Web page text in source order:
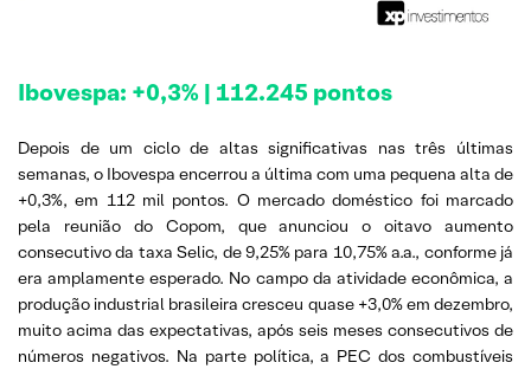
Ibovespa: +0,3% | 112.245 pontos
Depois de um ciclo de altas significativas nas três últimas
semanas, o Ibovespa encerrou a última com uma pequena alta de
+0,3%, em 112 mil pontos. O mercado doméstico foi marcado
pela reunião do Copom, que anunciou o oitavo aumento
consecutivo da taxa Selic, de 9,25% para 10,75% a.a., conforme já
era amplamente esperado. No campo da atividade econômica, a
produção industrial brasileira cresceu quase +3,0% em dezembro,
muito acima das expectativas, após seis meses consecutivos de
números negativos. Na parte política, a PEC dos combustíveis